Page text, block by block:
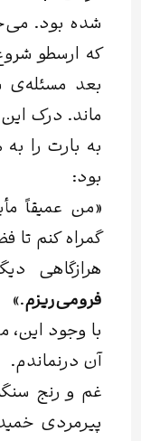
شده بود.
که ارسطو
بعد
ماند. درک
به بارت را
بود:
«من عمیقاً
گمراه کنم تا
هراز‌گاهی
فرومی‌ریزم.»
با وجود
آن درنماندم.
غم و رنج
پیرمردی